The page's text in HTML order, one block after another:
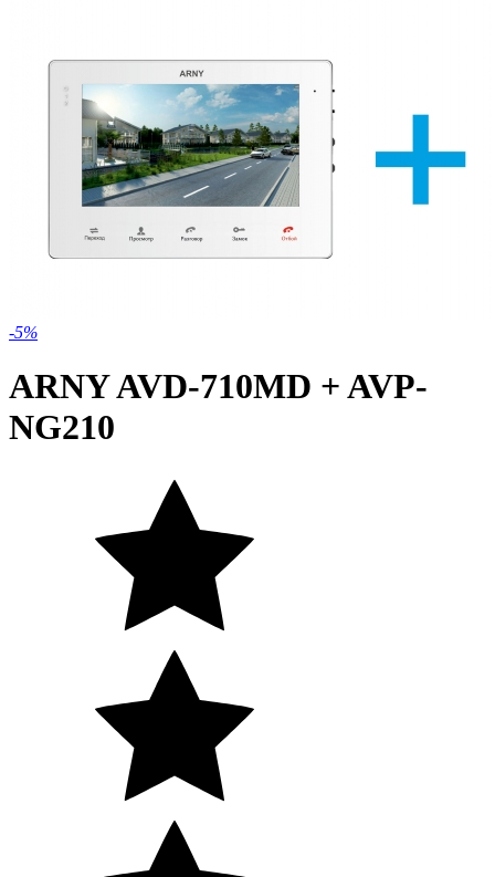
-5%
ARNY AVD-710MD + AVP-
NG210